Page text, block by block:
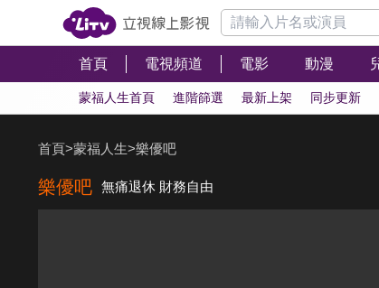
首頁 電視頻道 電影 動漫
蒙福人生首頁 進階篩選 最新上架 同步更新
首頁>蒙福人生>樂優吧
樂優吧 無痛退休 財務自由